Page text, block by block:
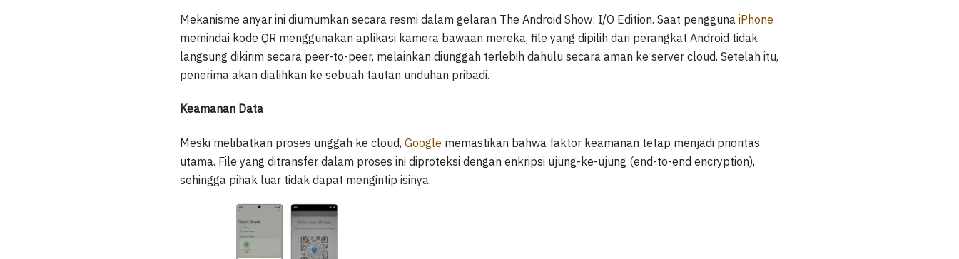
Mekanisme anyar ini diumumkan secara resmi dalam gelaran The Android Show: I/O Edition. Saat pengguna iPhone
memindai kode QR menggunakan aplikasi kamera bawaan mereka, file yang dipilih dari perangkat Android tidak
langsung dikirim secara peer-to-peer, melainkan diunggah terlebih dahulu secara aman ke server cloud. Setelah itu,
penerima akan dialihkan ke sebuah tautan unduhan pribadi.
Keamanan Data
Meski melibatkan proses unggah ke cloud, Google memastikan bahwa faktor keamanan tetap menjadi prioritas
utama. File yang ditransfer dalam proses ini diproteksi dengan enkripsi ujung-ke-ujung (end-to-end encryption),
sehingga pihak luar tidak dapat mengintip isinya.